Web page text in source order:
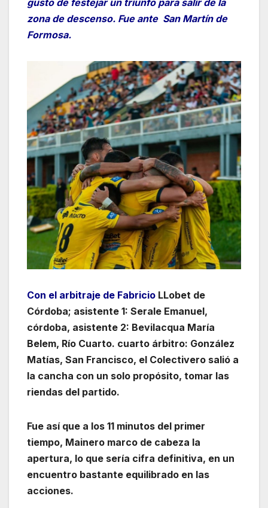
zona de descenso. Fue ante San Martín de
Formosa.
Con el arbitraje de Fabricio LLobet de
Córdoba; asistente 1: Serale Emanuel,
córdoba, asistente 2: Bevilacqua María
Belem, Río Cuarto. cuarto árbitro: González
Matías, San Francisco, el Colectivero salió a
la cancha con un solo propósito, tomar las
riendas del partido.
Fue así que a los 11 minutos del primer
tiempo, Mainero marco de cabeza la
apertura, lo que sería cifra definitiva, en un
encuentro bastante equilibrado en las
acciones.